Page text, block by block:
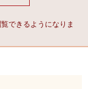
できるようになりま